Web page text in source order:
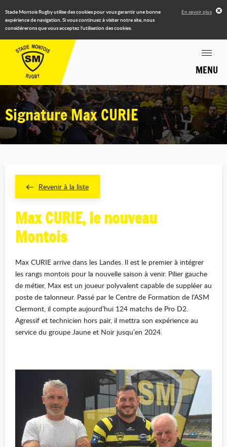
Stade Montois Rugby utilise des cookies pour vous garantir une bonne
expérience de navigation. Si vous continuez à visiter notre site, nous
considérerons que vous acceptez l'utilisation des cookies.
En savoir plus
MENU
Signature Max CURIE
Revenir à la liste
Max CURIE, le nouveau
Montois
Max CURIE arrive dans les Landes. Il est le premier à intégrer
les rangs montois pour la nouvelle saison à venir. Pilier gauche
de métier, Max est un joueur polyvalent capable de suppléer au
poste de talonneur. Passé par le Centre de Formation de l’ASM
Clermont, il compte aujourd’hui 124 matchs de Pro D2.
Agressif et technicien hors pair, il mettra son expérience au
service du groupe Jaune et Noir jusqu’en 2024.